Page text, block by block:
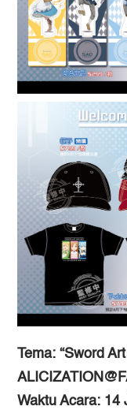
Tema: “Sword
Waktu Acara: 14